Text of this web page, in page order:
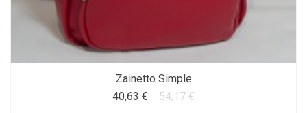
Zainetto Simple
40,63 €
54,17 €